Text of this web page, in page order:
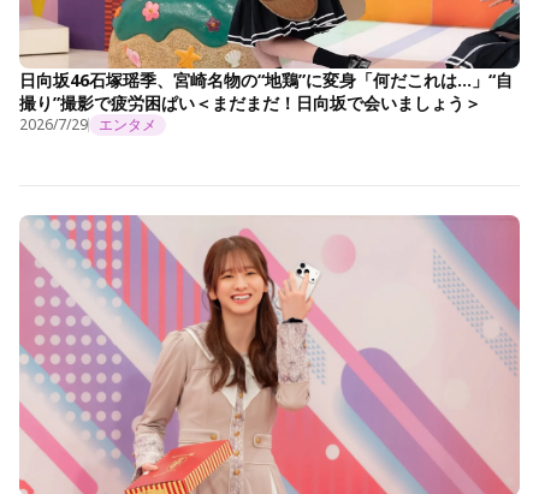
日向坂46石塚瑶季、宮崎名物の“地鶏”に変身「何だこれは…」“自
撮り”撮影で疲労困ぱい＜まだまだ！日向坂で会いましょう＞
2026/7/29 エンタメ